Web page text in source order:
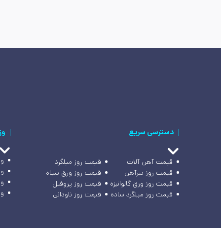
دسترسی سریع
قیمت آهن آلات
قیمت روز میلگرد
قیمت روز تیرآهن
قیمت روز ورق سیاه
قیمت روز ورق گالوانیزه
قیمت روز پروفیل
قیمت روز میلگرد ساده
قیمت روز ناودانی